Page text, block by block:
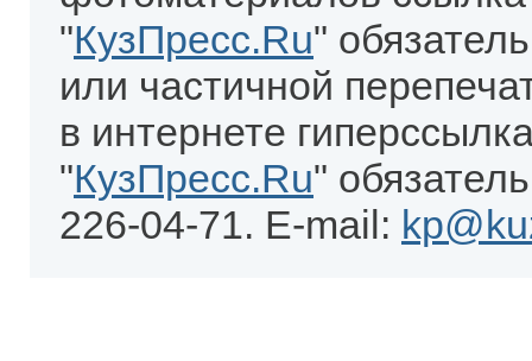
"КузПресс.Ru"
или частичной
в интернете
"КузПресс.Ru"
226-04-71. E-mail: